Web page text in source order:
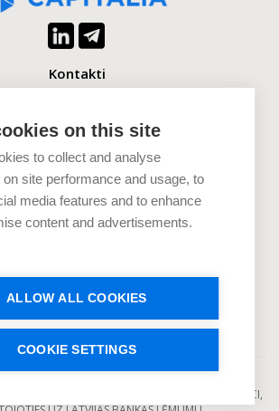
on this site
to collect and analyse
on site performance and usage, to
media features and to enhance
content and advertisements.
ALLOW ALL COOKIES
COOKIE SETTINGS
Kontakti
+371 2880 0880
Uzņēmumiem
Investoriem
Uzzini vairāk
EIROPAS KOLEKTĪVĀS FINANSĒŠANAS
KAS DARBOJAS SASKAŅĀ AR DARBĪBAS LICENCI,